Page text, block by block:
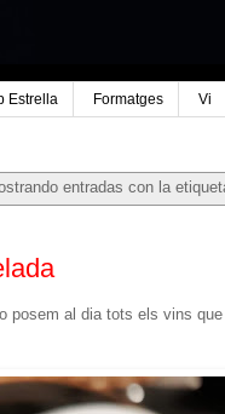
Estrella Formatges Vi
entradas con la
posem al dia tots els vins